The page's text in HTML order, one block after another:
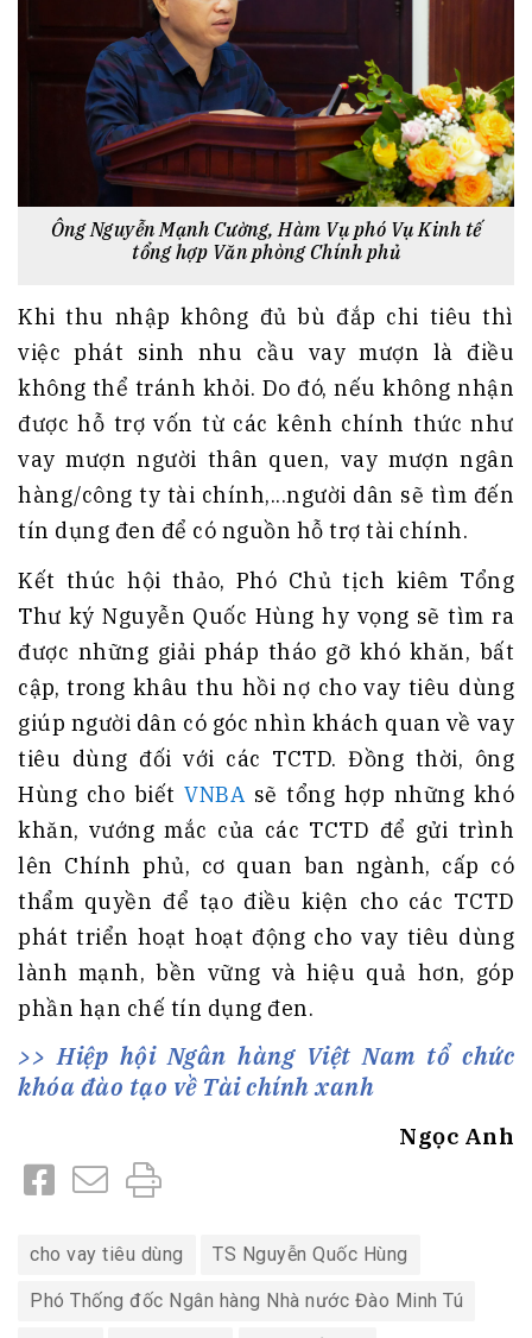
Ông Nguyễn Mạnh Cường, Hàm Vụ phó Vụ Kinh tế
tổng hợp Văn phòng Chính phủ
Khi thu nhập không đủ bù đắp chi tiêu thì
việc phát sinh nhu cầu vay mượn là điều
không thể tránh khỏi. Do đó, nếu không nhận
được hỗ trợ vốn từ các kênh chính thức như
vay mượn người thân quen, vay mượn ngân
hàng/công ty tài chính,...người dân sẽ tìm đến
tín dụng đen để có nguồn hỗ trợ tài chính.
Kết thúc hội thảo, Phó Chủ tịch kiêm Tổng
Thư ký Nguyễn Quốc Hùng hy vọng sẽ tìm ra
được những giải pháp tháo gỡ khó khăn, bất
cập, trong khâu thu hồi nợ cho vay tiêu dùng
giúp người dân có góc nhìn khách quan về vay
tiêu dùng đối với các TCTD. Đồng thời, ông
Hùng cho biết VNBA sẽ tổng hợp những khó
khăn, vướng mắc của các TCTD để gửi trình
lên Chính phủ, cơ quan ban ngành, cấp có
thẩm quyền để tạo điều kiện cho các TCTD
phát triển hoạt hoạt động cho vay tiêu dùng
lành mạnh, bền vững và hiệu quả hơn, góp
phần hạn chế tín dụng đen.
Hiệp hội Ngân hàng Việt Nam tổ chức
khóa đào tạo về Tài chính xanh
Ngọc Anh
cho vay tiêu dùng TS Nguyễn Quốc Hùng
Phó Thống đốc Ngân hàng Nhà nước Đào Minh Tú